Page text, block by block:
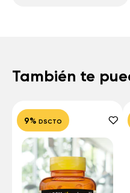
También te
9% DSCTO